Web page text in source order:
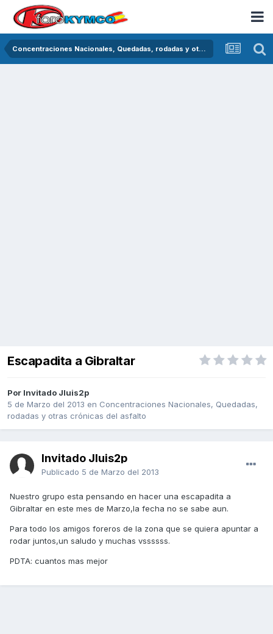
Concentraciones Nacionales, Quedadas, rodadas y otras crónicas del asfalto
Escapadita a Gibraltar
Por Invitado Jluis2p
5 de Marzo del 2013 en Concentraciones Nacionales, Quedadas,
rodadas y otras crónicas del asfalto
Invitado Jluis2p
Publicado 5 de Marzo del 2013
Nuestro grupo esta pensando en hacer una escapadita a
Gibraltar en este mes de Marzo,la fecha no se sabe aun.
Para todo los amigos foreros de la zona que se quiera apuntar a
rodar juntos,un saludo y muchas vssssss.
PDTA: cuantos mas mejor